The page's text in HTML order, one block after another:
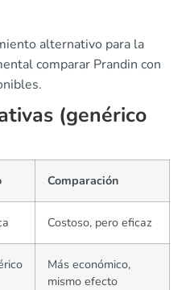
alternativo para la
comparar Prandin con
(genérico
Comparación
Costoso, pero eficaz
Más económico,
mismo efecto